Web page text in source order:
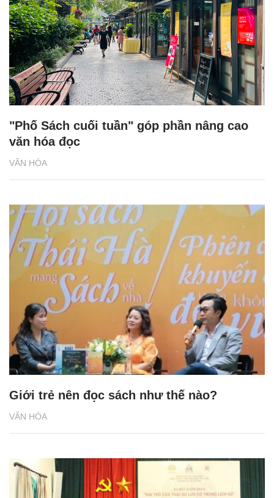
VĂN HÓA
"Phố Sách cuối tuần" góp phần nâng cao
văn hóa đọc
VĂN HÓA
Giới trẻ nên đọc sách như thế nào?